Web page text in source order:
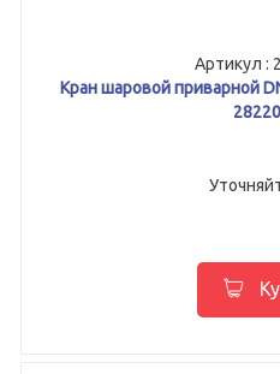
Артикул :
Кран шаровой приварной